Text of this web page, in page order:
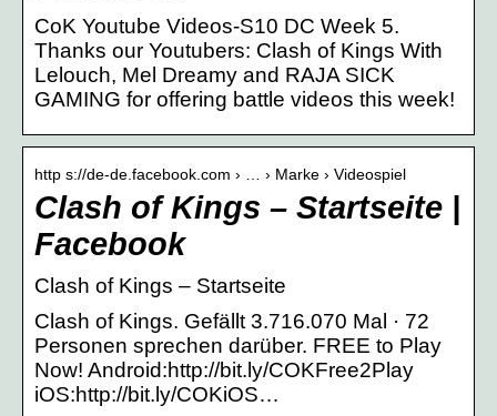
CoK Youtube Videos-S10 DC Week 5.
Thanks our Youtubers: Clash of Kings With
Lelouch, Mel Dreamy and RAJA SICK
GAMING for offering battle videos this week!
http s://de-de.facebook.com › … › Marke › Videospiel
Clash of Kings – Startseite |
Facebook
Clash of Kings – Startseite
Clash of Kings. Gefällt 3.716.070 Mal · 72
Personen sprechen darüber. FREE to Play
Now! Android:http://bit.ly/COKFree2Play
iOS:http://bit.ly/COKiOS…